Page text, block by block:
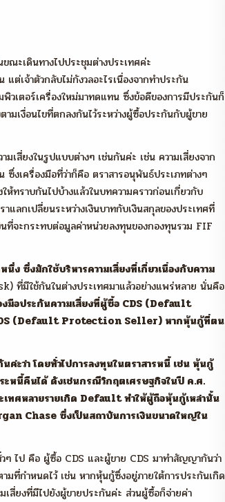
ณะเดินทางไปประชุมต่างประเทศค่ะ
ต่เจ้าตัวกลับไม่กังวลอะไรเนื่องจากทำประกัน
วเตอร์เครื่องใหม่มาทดแทน ซึ่งข้อดีของการมีประกันก็
มเงื่อนไขที่ตกลงกันไว้ระหว่างผู้ซื้อประกันกับผู้ขาย
เสี่ยงในรูปแบบต่างๆ เช่นกันค่ะ เช่น ความเสี่ยงจาก
งเครื่องมือที่ว่าก็คือ ตราสารอนุพันธ์ประเภทต่างๆ
ทราบกันไปบ้างแล้วในบทความคราวก่อนเกี่ยวกับ
แลกเปลี่ยนระหว่างเงินบาทกับเงินสกุลของประเทศที่
ที่จะกระทบต่อมูลค่าหน่วยลงทุนของกองทุนรวม FIF
ง ซึ่งมักใช้บริหารความเสี่ยงที่เกี่ยวเนื่องกับความ
มีใช้กันในต่างประเทศมาแล้วอย่างแพร่หลาย นั่นคือ
งมือประกันความเสี่ยงที่ผู้ซื้อ CDS (Default
(Default Protection Seller) หากหุ้นกู้ที่ตน
นค่ะว่า โดยทั่วไปการลงทุนในตราสารหนี้ เช่น หุ้นกู้
ะหนี้คืนได้ ดังเช่นกรณีวิกฤตเศรษฐกิจในปี ค.ศ.
ทศหลายรายเกิด Default ทำให้ผู้ถือหุ้นกู้เหล่านั้น
Chase ซึ่งเป็นสถาบันการเงินขนาดใหญ่ใน
ไป คือ ผู้ซื้อ CDS และผู้ขาย CDS มาทำสัญญากันว่า
มที่กำหนดไว้ เช่น หากหุ้นกู้ซึ่งอยู่ภายใต้การประกันเกิด
สี่ยงที่มีไปยังผู้ขายประกันค่ะ ส่วนผู้ซื้อก็จ่ายค่า